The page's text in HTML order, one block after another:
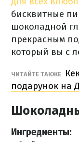
бисквитные
шоколадной
прекрасным
который вы с
ЧИТАЙТЕ ТАКЖЕ
подарунок на
Ингредиенты: